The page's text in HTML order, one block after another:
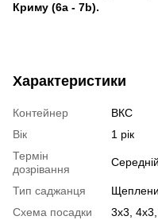
Криму (6a - 7b).
Характеристики
Контейнер
ВКС
Вік
1 рік
Термін
дозрівання
Середній
Тип саджанця
Схема посадки
3х3,